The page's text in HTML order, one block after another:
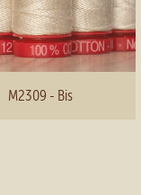
M2309 - Bis